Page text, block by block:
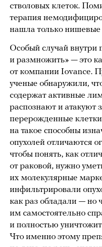
стволовых клеток.
терапия
нашла только
Особый случай внутри
и размножить» — это
от компании Iovance.
ученые обнаружили,
содержат активные
распознают и атакуют
перерожденные
на такое способны
опухолей отличаются
чтобы понять, как
от раковой, нужно
их молекулярные
инфильтрировали
как раз обладали — но
им самостоятельно
и полностью
Что именно этому